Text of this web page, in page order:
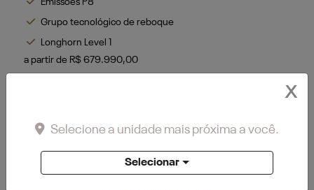
Emissões P8
Grupo tecnológico de reboque
Longhorn Level 1
a partir de R$ 679.990,00
SOLICITAR UMA PROPOSTA
X
Selecione a unidade mais próxima a você.
Selecionar